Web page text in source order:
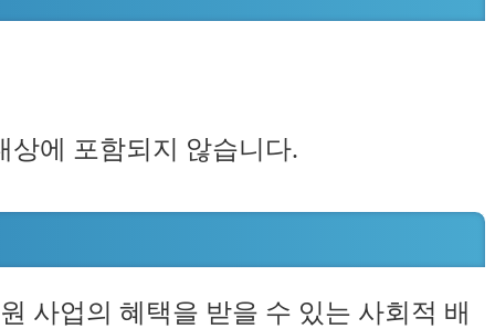
상에 포함되지 않습니다.
사업의 혜택을 받을 수 있는 사회적 배